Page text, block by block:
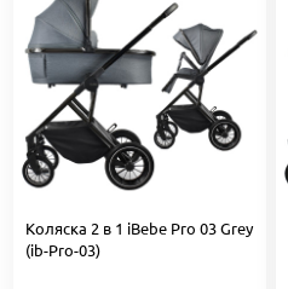
Коляска 2 в 1 iBebe Pro 03 Grey
(ib-Pro-03)